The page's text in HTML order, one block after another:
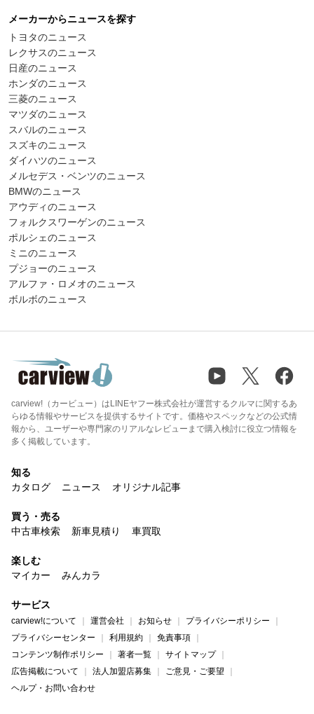
メーカーからニュースを探す
トヨタのニュース
レクサスのニュース
日産のニュース
ホンダのニュース
三菱のニュース
マツダのニュース
スバルのニュース
スズキのニュース
ダイハツのニュース
メルセデス・ベンツのニュース
BMWのニュース
アウディのニュース
フォルクスワーゲンのニュース
ポルシェのニュース
ミニのニュース
プジョーのニュース
アルファ・ロメオのニュース
ボルボのニュース
carview!（カービュー）はLINEヤフー株式会社が運営するクルマに関するあ
らゆる情報やサービスを提供するサイトです。価格やスペックなどの公式情
報から、ユーザーや専門家のリアルなレビューまで購入検討に役立つ情報を
多く掲載しています。
知る
カタログ
ニュース オリジナル記事
買う・売る
中古車検索
新車見積り 車買取
楽しむ
マイカー
みんカラ
サービス
carview!について 運営会社 お知らせ
プライバシーポリシー
プライバシーセンター
利用規約
免責事項
コンテンツ制作ポリシー
著者一覧
サイトマップ
広告掲載について
法人加盟店募集
ご意見・ご要望
ヘルプ・お問い合わせ